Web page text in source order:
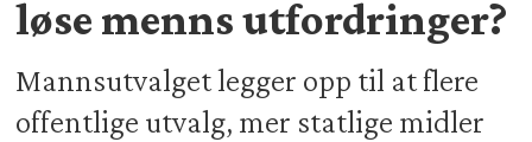
løse menns utfordringer?
Mannsutvalget legger opp til at flere
offentlige utvalg, mer statlige midler